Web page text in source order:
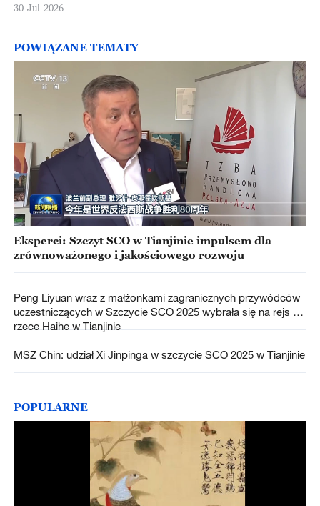
30-Jul-2026
POWIĄZANE TEMATY
Eksperci: Szczyt SCO w Tianjinie impulsem dla
zrównoważonego i jakościowego rozwoju
Peng Liyuan wraz z małżonkami zagranicznych przywódców
uczestniczących w Szczycie SCO 2025 wybrała się na rejs po
rzece Haihe w Tianjinie
MSZ Chin: udział Xi Jinpinga w szczycie SCO 2025 w Tianjinie
POPULARNE